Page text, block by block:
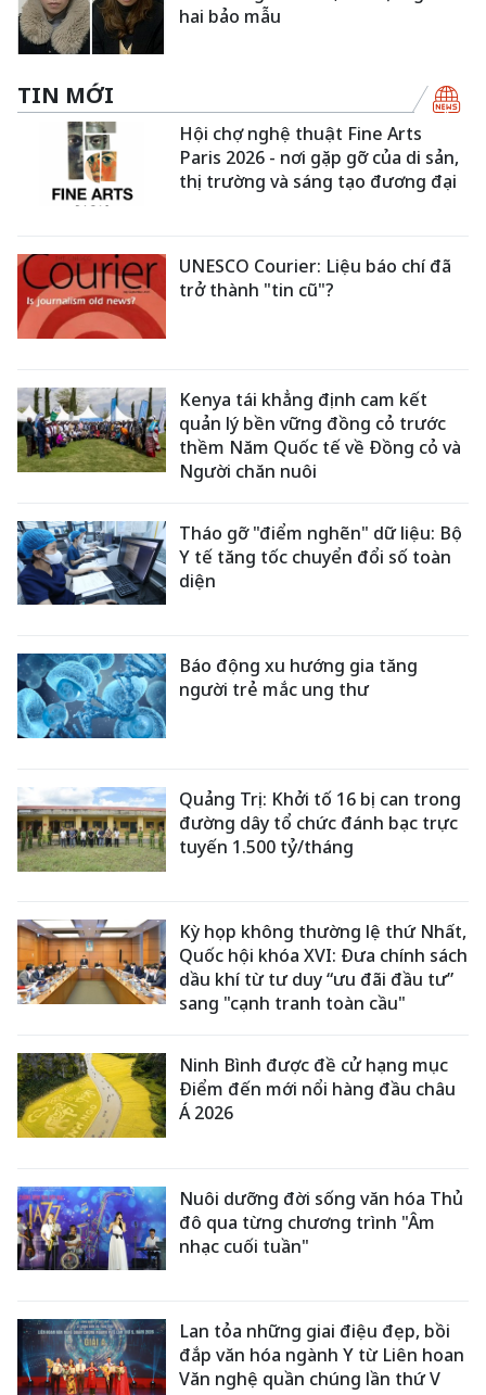
hai bảo mẫu
TIN MỚI
Hội chợ nghệ thuật Fine Arts
Paris 2026 - nơi gặp gỡ của di sản,
thị trường và sáng tạo đương đại
UNESCO Courier: Liệu báo chí đã
trở thành "tin cũ"?
Kenya tái khẳng định cam kết
quản lý bền vững đồng cỏ trước
thềm Năm Quốc tế về Đồng cỏ và
Người chăn nuôi
Tháo gỡ "điểm nghẽn" dữ liệu: Bộ
Y tế tăng tốc chuyển đổi số toàn
diện
Báo động xu hướng gia tăng
người trẻ mắc ung thư
Quảng Trị: Khởi tố 16 bị can trong
đường dây tổ chức đánh bạc trực
tuyến 1.500 tỷ/tháng
Kỳ họp không thường lệ thứ Nhất,
Quốc hội khóa XVI: Đưa chính sách
dầu khí từ tư duy “ưu đãi đầu tư”
sang "cạnh tranh toàn cầu"
Ninh Bình được đề cử hạng mục
Điểm đến mới nổi hàng đầu châu
Á 2026
Nuôi dưỡng đời sống văn hóa Thủ
đô qua từng chương trình "Âm
nhạc cuối tuần"
Lan tỏa những giai điệu đẹp, bồi
đắp văn hóa ngành Y từ Liên hoan
Văn nghệ quần chúng lần thứ V